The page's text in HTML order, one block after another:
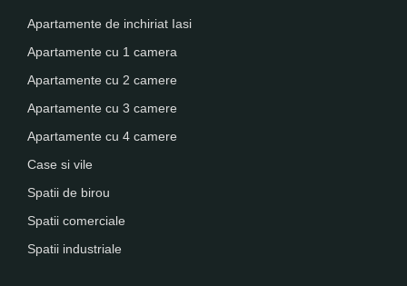
Apartamente de inchiriat Iasi
Apartamente cu 1 camera
Apartamente cu 2 camere
Apartamente cu 3 camere
Apartamente cu 4 camere
Case si vile
Spatii de birou
Spatii comerciale
Spatii industriale